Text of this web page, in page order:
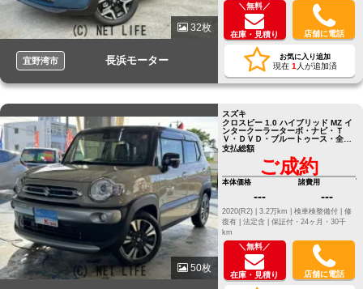
32枚
宜野湾市 長浜モーター
＼無料／
在庫・見積り 店舗に電話
お気に入り追加
現在 1 人が追加済
50枚
スズキ
クロスビー 1.0 ハイブリッド MZ イ
ンタークーラーターボ・ナビ・Ｔ
Ｖ・ＤＶＤ・ブルートゥース・全方
位アラウンドビューカメラ
支払総額
ご成約
本体価格
---
諸費用
---
2020(R2) | 3.2万km | 検車検整備付 | 修
復有 | 法定含 | 保証付・24ヶ月・30千
km
＼無料／
在庫・見積り 店舗に電話